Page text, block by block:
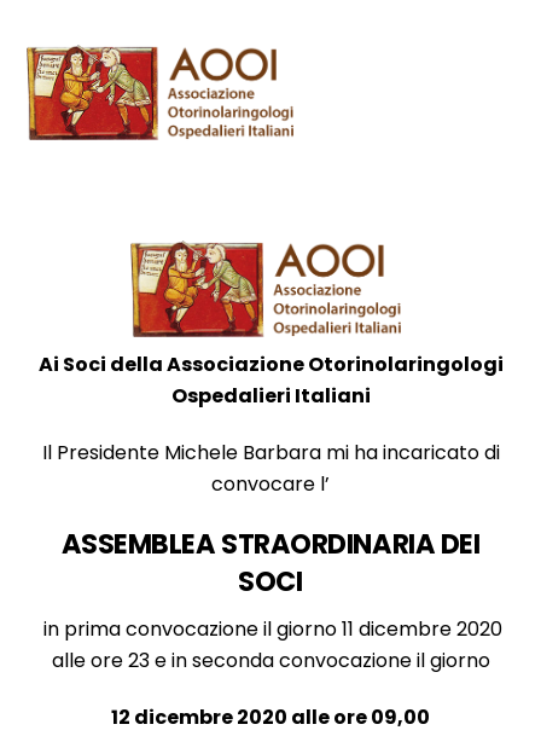
content
Ai Soci della Associazione Otorinolaringologi
Ospedalieri Italiani
Il Presidente Michele Barbara mi ha incaricato di
convocare l’
ASSEMBLEA STRAORDINARIA DEI
SOCI
in prima convocazione il giorno 11 dicembre 2020
alle ore 23 e in seconda convocazione il giorno
12 dicembre 2020 alle ore 09,00